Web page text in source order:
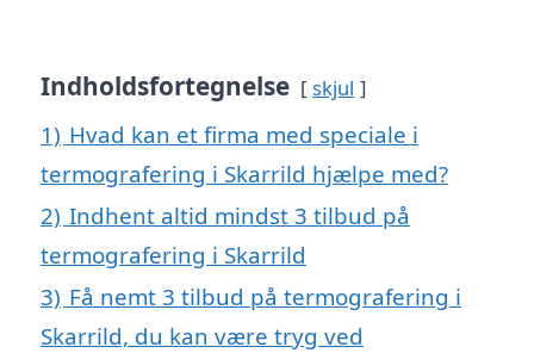
Indholdsfortegnelse skjul
1) Hvad kan et firma med speciale i
termografering i Skarrild hjælpe med?
2) Indhent altid mindst 3 tilbud på
termografering i Skarrild
3) Få nemt 3 tilbud på termografering i
Skarrild, du kan være tryg ved